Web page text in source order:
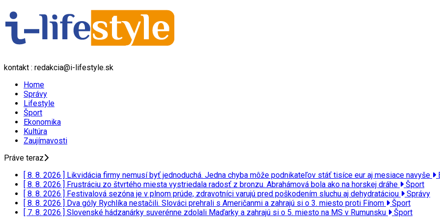
kontakt : redakcia@i-lifestyle.sk
Home
Správy
Lifestyle
Šport
Ekonomika
Kultúra
Zaujímavosti
Práve teraz
[ 8. 8. 2026 ] Likvidácia firmy nemusí byť jednoduchá. Jedna chyba môže podnikateľov stáť tisíce eur aj mesiace navyše
[ 8. 8. 2026 ] Frustráciu zo štvrtého miesta vystriedala radosť z bronzu. Abrahámová bola ako na horskej dráhe
Šport
[ 8. 8. 2026 ] Festivalová sezóna je v plnom prúde, zdravotníci varujú pred poškodením sluchu aj dehydratáciou
Správy
[ 8. 8. 2026 ] Dva góly Rychlíka nestačili. Slováci prehrali s Američanmi a zahrajú si o 3. miesto proti Fínom
Šport
[ 7. 8. 2026 ] Slovenské hádzanárky suverénne zdolali Maďarky a zahrajú si o 5. miesto na MS v Rumunsku
Šport